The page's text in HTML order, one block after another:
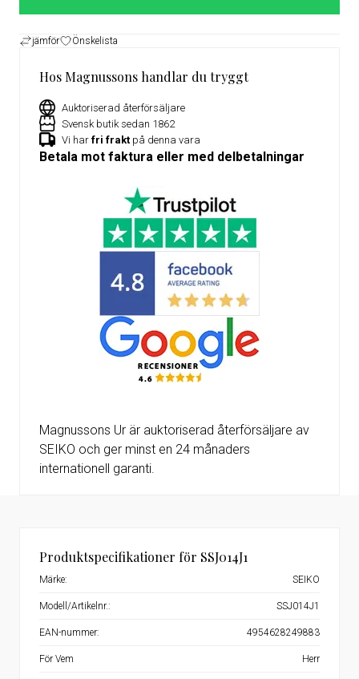
jämför Önskelista
Hos Magnussons handlar du tryggt
Auktoriserad återförsäljare
Svensk butik sedan 1862
Vi har fri frakt på denna vara
Betala mot faktura eller med delbetalningar
Magnussons Ur är auktoriserad återförsäljare av
SEIKO och ger minst en 24 månaders
internationell garanti.
Produktspecifikationer för SSJ014J1
Märke: SEIKO
Modell/Artikelnr.: SSJ014J1
EAN-nummer: 4954628249883
För Vem Herr